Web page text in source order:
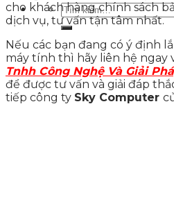
cho khách hàng chính sách
dịch vụ, tư vấn tận tâm nhất.
Nếu các bạn đang có ý định
máy tính thì hãy liên hệ ngay
Tnhh Công Nghệ Và Giải
để được tư vấn và giải đáp
tiếp công ty Sky Computer